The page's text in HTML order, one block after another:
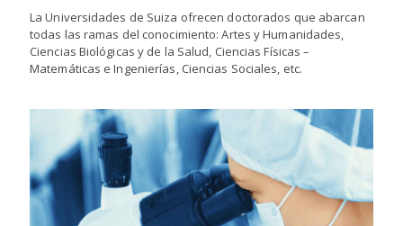
La Universidades de Suiza ofrecen doctorados que abarcan
todas las ramas del conocimiento: Artes y Humanidades,
Ciencias Biológicas y de la Salud, Ciencias Físicas –
Matemáticas e Ingenierías, Ciencias Sociales, etc.